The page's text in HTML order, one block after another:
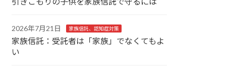
2026年7月21日 家族信託、認知症対策
家族信託：受託者は「家族」でなくてもよ
い